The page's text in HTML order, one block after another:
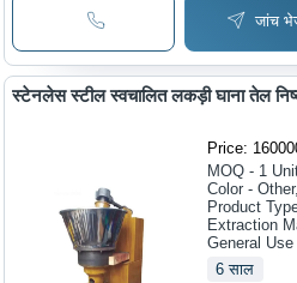
जांच
स्टेनलेस स्टील स्वचालित लकड़ी घाना तेल
Price:
MOQ - 1
Color -
Product
Extraction
General
6 साल